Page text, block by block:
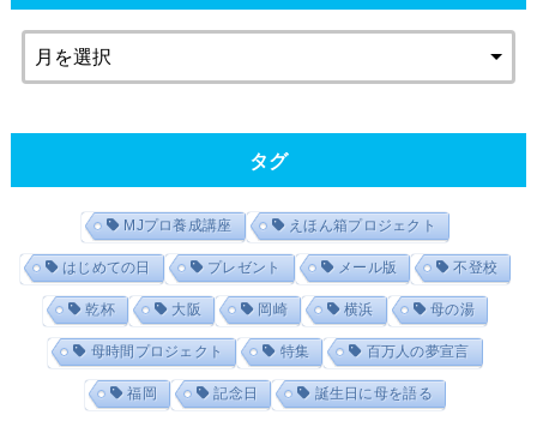
タグ
MJプロ養成講座 えほん箱プロジェクト
はじめての日 プレゼント メール版 不登校
乾杯 大阪 岡崎 横浜 母の湯
母時間プロジェクト 特集 百万人の夢宣言
福岡 記念日 誕生日に母を語る